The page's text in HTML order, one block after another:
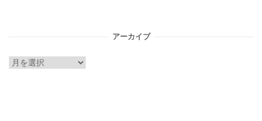
アーカイブ
ア